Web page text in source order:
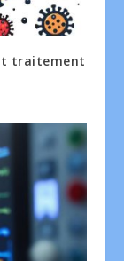
traitement